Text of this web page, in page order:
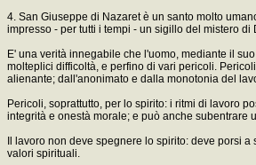
4. San Giuseppe di Nazaret è un santo molto
impresso - per tutti i tempi - un sigillo del mistero di
E' una verità innegabile che l'uomo, mediante il
molteplici difficoltà, e perfino di vari pericoli.
alienante; dall'anonimato e dalla monotonia del
Pericoli, soprattutto, per lo spirito: i ritmi di lavoro
integrità e onestà morale; e può anche subentrare
Il lavoro non deve spegnere lo spirito: deve porsi
valori spirituali.